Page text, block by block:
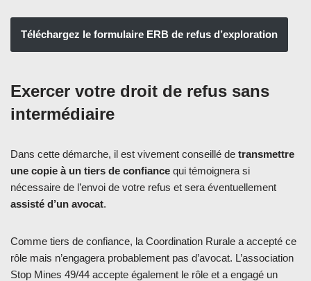
Téléchargez le formulaire ERB de refus d’exploration
Exercer votre droit de refus sans
intermédiaire
Dans cette démarche, il est vivement conseillé de transmettre
une copie à un tiers de confiance qui témoignera si
nécessaire de l’envoi de votre refus et sera éventuellement
assisté d’un avocat.
Comme tiers de confiance, la Coordination Rurale a accepté ce
rôle mais n’engagera probablement pas d’avocat. L’association
Stop Mines 49/44 accepte également le rôle et a engagé un